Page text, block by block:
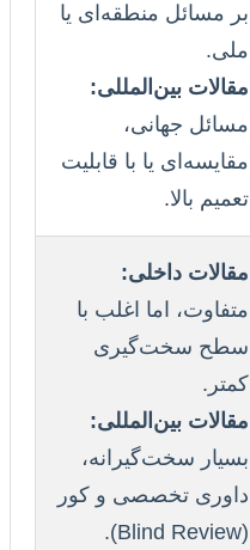
بر مسائل منطقه‌ای یا
ملی.
مقالات بین‌المللی:
مسائل جهانی،
مقایسه‌ای یا با قابلیت
تعمیم بالا.
مقالات داخلی:
متفاوت، اما اغلب با
سطح سخت‌گیری
کمتر.
مقالات بین‌المللی:
بسیار سخت‌گیرانه،
داوری تخصصی و کور
(Blind Review).